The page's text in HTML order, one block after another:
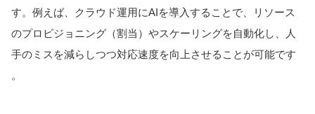
す。例えば、クラウド運用にAIを導入することで、リソース
のプロビジョニング（割当）やスケーリングを自動化し、人
手のミスを減らしつつ対応速度を向上させることが可能です
。